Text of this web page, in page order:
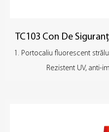
TC103 Con De
1. Portocaliu fluorescent
Rezistent UV, anti-